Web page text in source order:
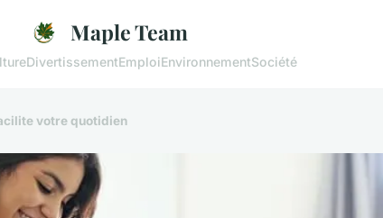
Maple Team
DivertissementEmploiEnvironnementSociété
votre quotidien